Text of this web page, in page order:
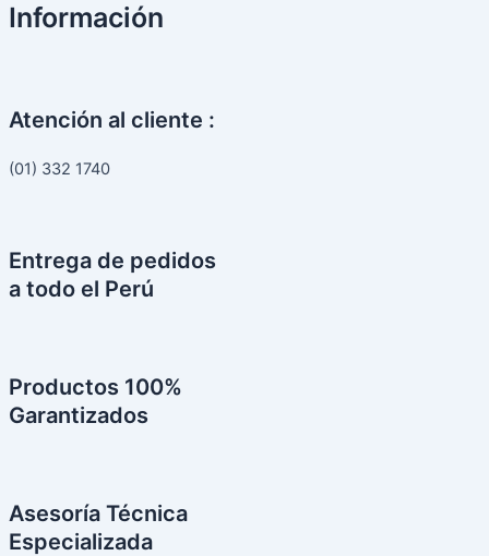
Información
Atención al cliente :
(01) 332 1740
Entrega de pedidos
a todo el Perú
Productos 100%
Garantizados
Asesoría Técnica
Especializada